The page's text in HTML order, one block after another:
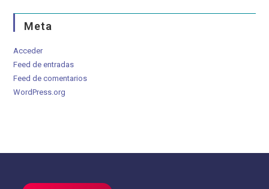
Meta
Acceder
Feed de entradas
Feed de comentarios
WordPress.org